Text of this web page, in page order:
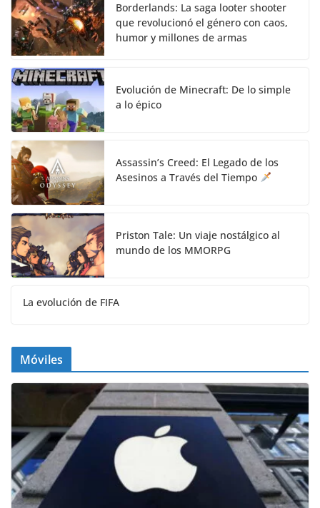
Borderlands: La saga looter shooter
que revolucionó el género con caos,
humor y millones de armas
Evolución de Minecraft: De lo simple
a lo épico
Assassin’s Creed: El Legado de los
Asesinos a Través del Tiempo
Priston Tale: Un viaje nostálgico al
mundo de los MMORPG
La evolución de FIFA
Móviles